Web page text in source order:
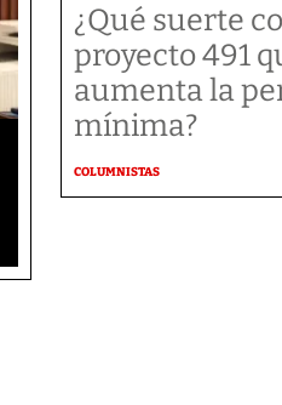
¿Qué suerte
proyecto 491
aumenta la
mínima?
COLUMNISTAS